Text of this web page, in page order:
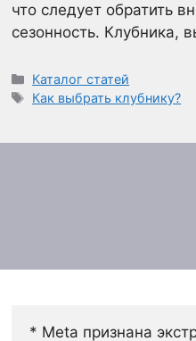
что следует обратить
сезонность. Клубника,
Рубрики
Каталог статей
Метки
Как выбрать клубнику?
* Meta признана